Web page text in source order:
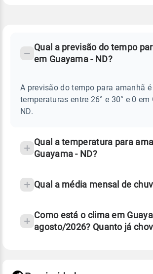
GUAYAMA
Perguntas
sobre
chuva
Qual a previsão do tempo
em Guayama - ND?
A previsão do tempo para amanhã é
temperaturas entre 26° e 30° e 0 em
ND.
Qual a temperatura para
Guayama - ND?
Qual a média mensal de
Como está o clima em
agosto/2026? Quanto já